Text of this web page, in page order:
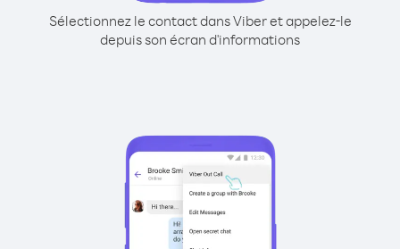
Sélectionnez le contact dans Viber et appelez-le
depuis son écran d'informations